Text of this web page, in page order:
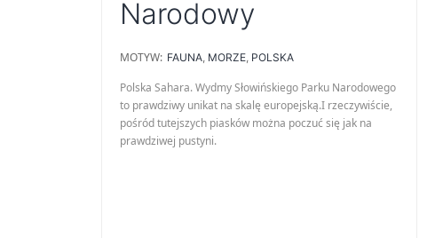
Narodowy
MOTYW: FAUNA, MORZE, POLSKA
Polska Sahara. Wydmy Słowińskiego Parku Narodowego
to prawdziwy unikat na skalę europejską.I rzeczywiście,
pośród tutejszych piasków można poczuć się jak na
prawdziwej pustyni.